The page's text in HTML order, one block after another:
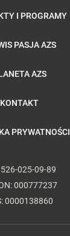
I PROGRAMY
PASJA AZS
AZS
KONTAKT
PRYWATNOŚCI
526-025-09-89
000777237
0000138860